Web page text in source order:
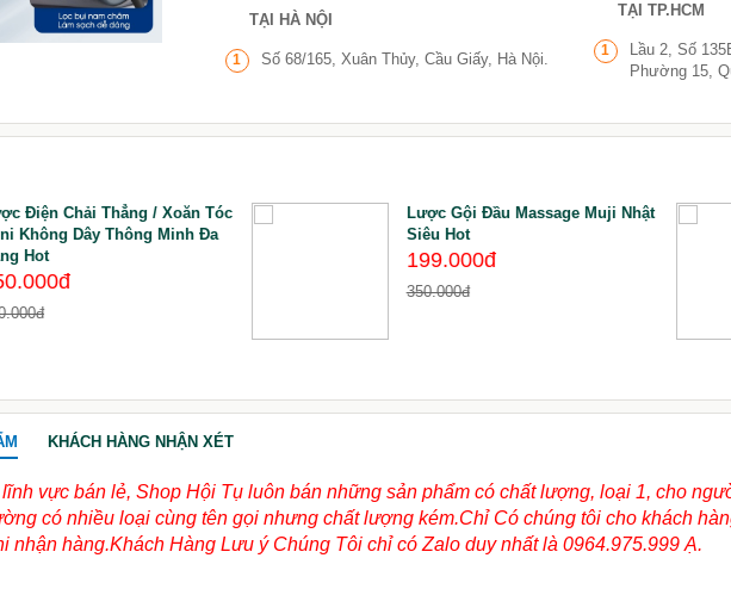
TẠI HÀ NỘI
1 Số 68/165, Xuân Thủy, Cầu Giấy, Hà Nội.
TẠI TP.HCM
1
Lầu 2, Số
Phường 15,
Điện Chải Thẳng / Xoăn Tóc
Không Dây Thông Minh Đa
Hot
Lược Gội Đầu Massage Muji Nhật
Siêu Hot
199.000đ
350.000đ
KHÁCH HÀNG NHẬN XÉT
vực bán lẻ, Shop Hội Tụ luôn bán những sản phẩm có chất lượng, loại 1, cho
có nhiều loại cùng tên gọi nhưng chất lượng kém.Chỉ Có chúng tôi cho khách
nhận hàng.Khách Hàng Lưu ý Chúng Tôi chỉ có Zalo duy nhất là 0964.975.999 Ạ.